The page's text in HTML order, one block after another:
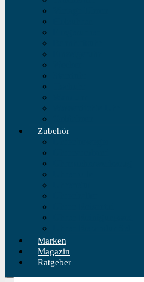
Zubehör
Marken
Magazin
Ratgeber